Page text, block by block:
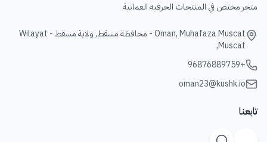
متجر مختص في المنتجات الحرفيه العمانية
Oman, Muhafaza Muscat - محافظة مسقط, ولاية مسقط - Wilayat
Muscat,
+96876889759
oman23@kushk.io
تابعنا